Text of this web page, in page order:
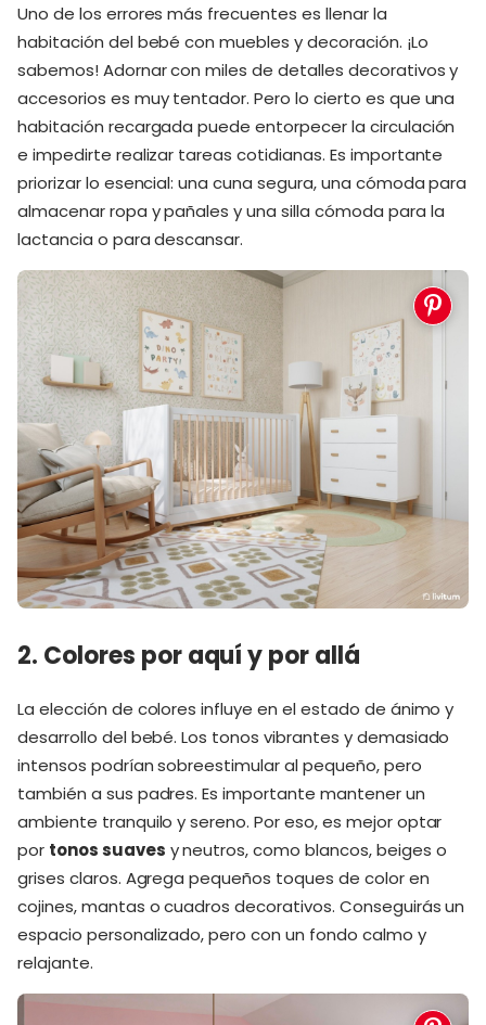
Uno de los errores más frecuentes es llenar la
habitación del bebé con muebles y decoración. ¡Lo
sabemos! Adornar con miles de detalles decorativos y
accesorios es muy tentador. Pero lo cierto es que una
habitación recargada puede entorpecer la circulación
e impedirte realizar tareas cotidianas. Es importante
priorizar lo esencial: una cuna segura, una cómoda para
almacenar ropa y pañales y una silla cómoda para la
lactancia o para descansar.
2. Colores por aquí y por allá
La elección de colores influye en el estado de ánimo y
desarrollo del bebé. Los tonos vibrantes y demasiado
intensos podrían sobreestimular al pequeño, pero
también a sus padres. Es importante mantener un
ambiente tranquilo y sereno. Por eso, es mejor optar
por tonos suaves y neutros, como blancos, beiges o
grises claros. Agrega pequeños toques de color en
cojines, mantas o cuadros decorativos. Conseguirás un
espacio personalizado, pero con un fondo calmo y
relajante.